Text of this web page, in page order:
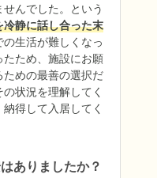
んでした。という
静に話し合った末
生活が難しくなっ
ため、施設にお願
めの最善の選択だ
状況を理解してく
得して入居してく
ありましたか？